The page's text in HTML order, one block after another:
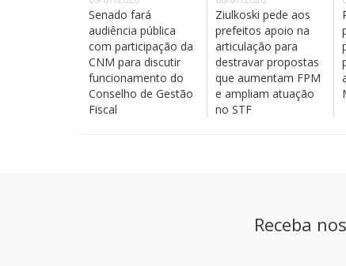
Senado fará
audiência pública
com participação da
CNM para discutir
funcionamento do
Conselho de Gestão
Fiscal
Ziulkoski pede aos
prefeitos apoio na
articulação para
destravar propostas
que aumentam FPM
e ampliam atuação
no STF
Receba